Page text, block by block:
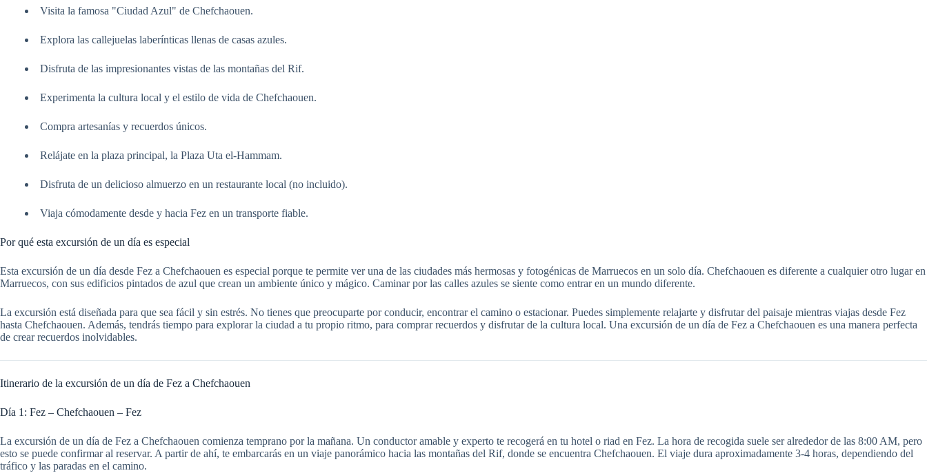
Visita la famosa "Ciudad Azul" de Chefchaouen.
Explora las callejuelas laberínticas llenas de casas azules.
Disfruta de las impresionantes vistas de las montañas del Rif.
Experimenta la cultura local y el estilo de vida de Chefchaouen.
Compra artesanías y recuerdos únicos.
Relájate en la plaza principal, la Plaza Uta el-Hammam.
Disfruta de un delicioso almuerzo en un restaurante local (no incluido).
Viaja cómodamente desde y hacia Fez en un transporte fiable.
Por qué esta excursión de un día es especial
Esta excursión de un día desde Fez a Chefchaouen es especial porque te permite ver una de las ciudades más hermosas y fotogénicas de Marruecos en un solo día. Chefchaouen es diferente a cualquier otro lugar en
Marruecos, con sus edificios pintados de azul que crean un ambiente único y mágico. Caminar por las calles azules se siente como entrar en un mundo diferente.
La excursión está diseñada para que sea fácil y sin estrés. No tienes que preocuparte por conducir, encontrar el camino o estacionar. Puedes simplemente relajarte y disfrutar del paisaje mientras viajas desde Fez
hasta Chefchaouen. Además, tendrás tiempo para explorar la ciudad a tu propio ritmo, para comprar recuerdos y disfrutar de la cultura local. Una excursión de un día de Fez a Chefchaouen es una manera perfecta
de crear recuerdos inolvidables.
Itinerario de la excursión de un día de Fez a Chefchaouen
Día 1: Fez – Chefchaouen – Fez
La excursión de un día de Fez a Chefchaouen comienza temprano por la mañana. Un conductor amable y experto te recogerá en tu hotel o riad en Fez. La hora de recogida suele ser alrededor de las 8:00 AM, pero
esto se puede confirmar al reservar. A partir de ahí, te embarcarás en un viaje panorámico hacia las montañas del Rif, donde se encuentra Chefchaouen. El viaje dura aproximadamente 3-4 horas, dependiendo del
tráfico y las paradas en el camino.